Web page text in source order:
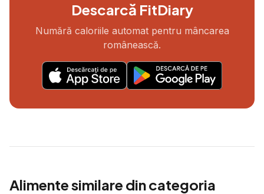
Descarcă FitDiary
Numără caloriile automat pentru mâncarea
românească.
Alimente similare din categoria